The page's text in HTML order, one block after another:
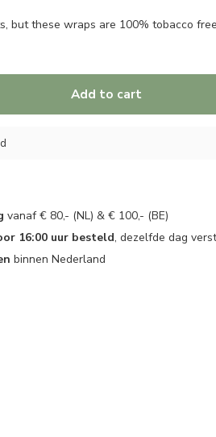
but these wraps are 100% tobacco
Add to cart
vanaf € 80,- (NL) & € 100,- (BE)
16:00 uur besteld, dezelfde dag
binnen Nederland